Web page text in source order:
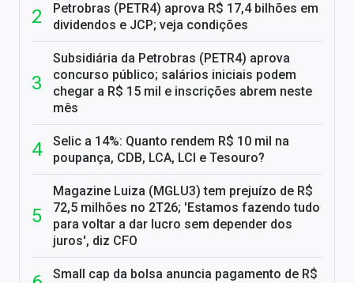
Petrobras (PETR4) aprova R$ 17,4 bilhões em
dividendos e JCP; veja condições
Subsidiária da Petrobras (PETR4) aprova
concurso público; salários iniciais podem
chegar a R$ 15 mil e inscrições abrem neste
mês
Selic a 14%: Quanto rendem R$ 10 mil na
poupança, CDB, LCA, LCI e Tesouro?
Magazine Luiza (MGLU3) tem prejuízo de R$
72,5 milhões no 2T26; 'Estamos fazendo tudo
para voltar a dar lucro sem depender dos
juros', diz CFO
Small cap da bolsa anuncia pagamento de R$